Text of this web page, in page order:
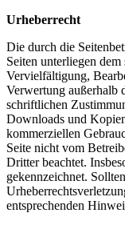
Urheberrecht
Die durch die
Seiten unterliegen
Vervielfältigung,
Verwertung außerhalb
schriftlichen
Downloads und
kommerziellen
Seite nicht vom
Dritter beachtet.
gekennzeichnet.
entsprechenden